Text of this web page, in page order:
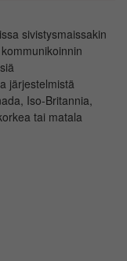
sivistysmaissakin
järjestelmistä
Iso-Britannia,
tai matala